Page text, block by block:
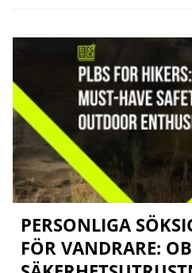
PERSONLIGA
FÖR VANDRARE: